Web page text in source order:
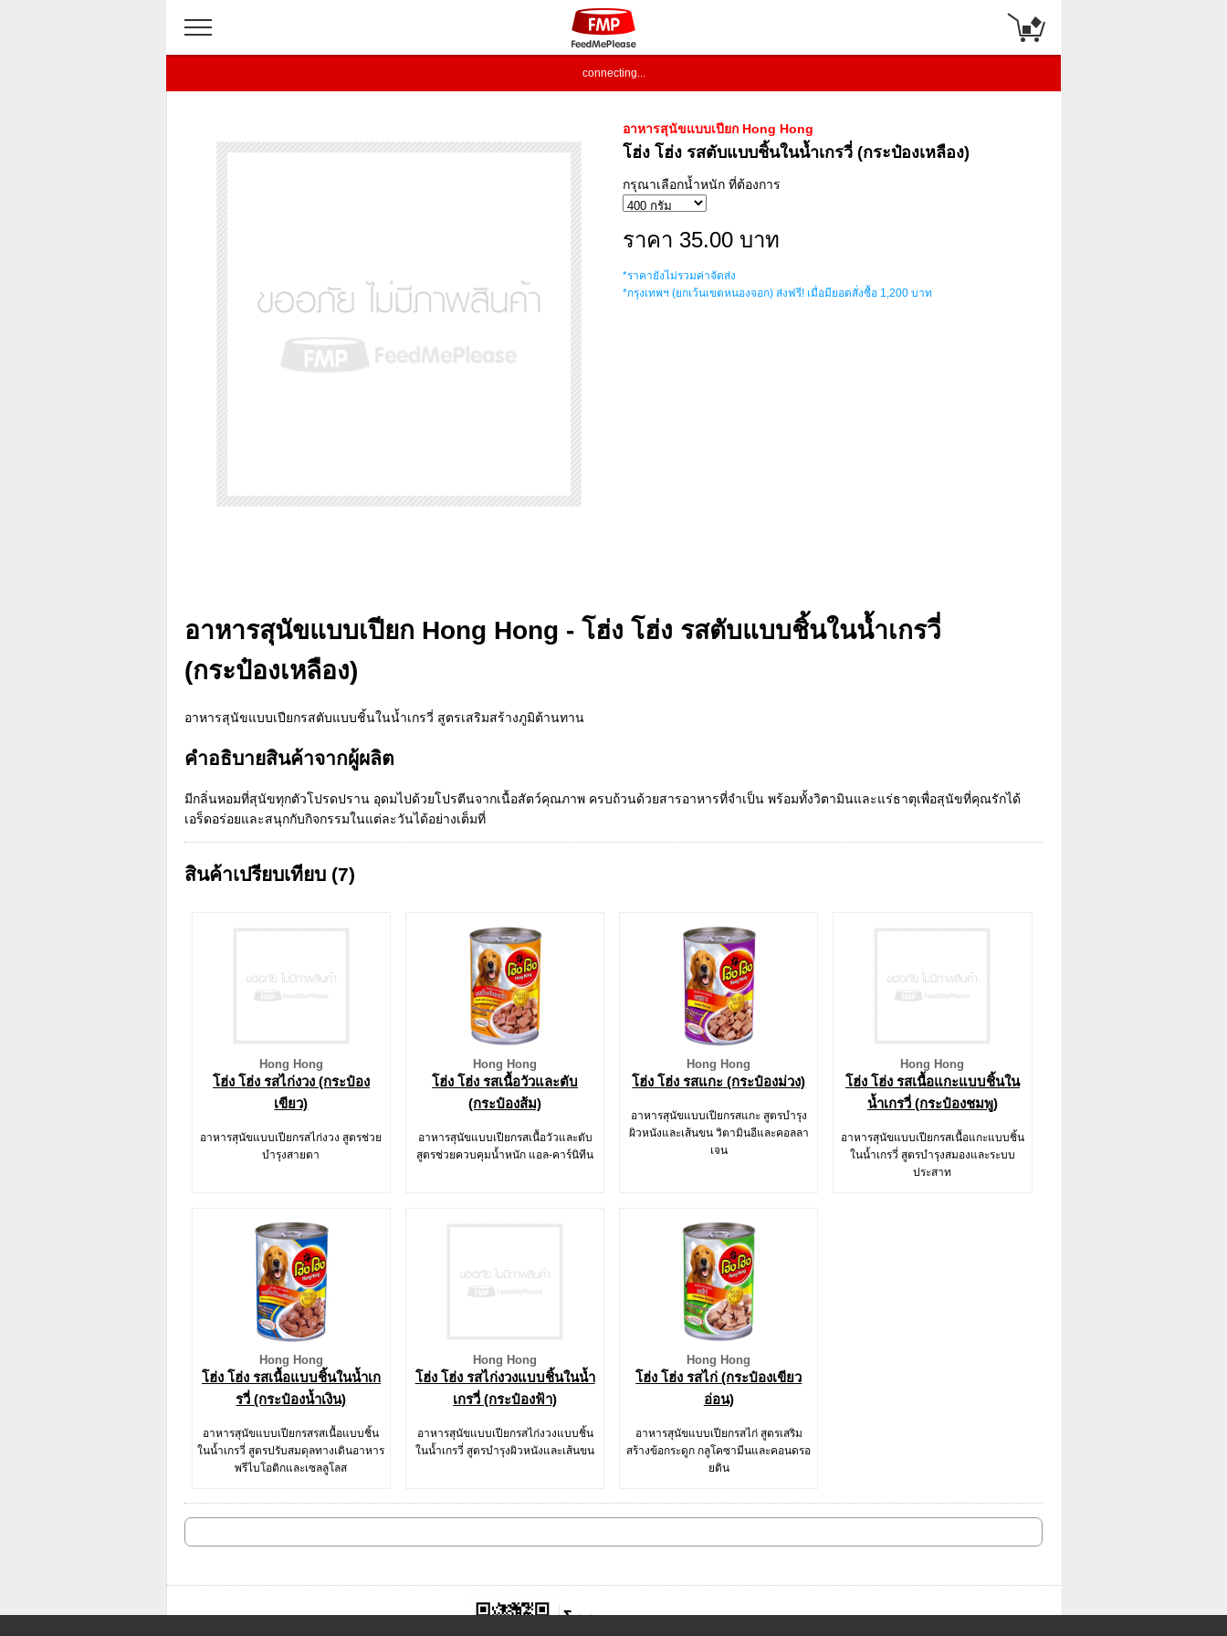
connecting...
อาหารสุนัขแบบเปียก Hong Hong
โฮ่ง โฮ่ง รสตับแบบชิ้นในน้ำเกรวี่ (กระป๋องเหลือง)
กรุณาเลือกน้ำหนัก ที่ต้องการ
ราคา 35.00 บาท
*ราคายังไม่รวมค่าจัดส่ง
*กรุงเทพฯ (ยกเว้นเขตหนองจอก) ส่งฟรี! เมื่อมียอดสั่งซื้อ 1,200 บาท
อาหารสุนัขแบบเปียก Hong Hong - โฮ่ง โฮ่ง รสตับแบบชิ้นในน้ำเกรวี่
(กระป๋องเหลือง)
อาหารสุนัขแบบเปียกรสตับแบบชิ้นในน้ำเกรวี่ สูตรเสริมสร้างภูมิต้านทาน
คำอธิบายสินค้าจากผู้ผลิต
มีกลิ่นหอมที่สุนัขทุกตัวโปรดปราน อุดมไปด้วยโปรตีนจากเนื้อสัตว์คุณภาพ ครบถ้วนด้วยสารอาหารที่จำเป็น พร้อมทั้งวิตามินและแร่ธาตุเพื่อสุนัขที่คุณรักได้
เอร็ดอร่อยและสนุกกับกิจกรรมในแต่ละวันได้อย่างเต็มที่
สินค้าเปรียบเทียบ (7)
Hong Hong
โฮ่ง โฮ่ง รสไก่งวง (กระป๋อง
เขียว)
อาหารสุนัขแบบเปียกรสไก่งวง สูตรช่วย
บำรุงสายตา
Hong Hong
โฮ่ง โฮ่ง รสเนื้อวัวและตับ
(กระป๋องส้ม)
อาหารสุนัขแบบเปียกรสเนื้อวัวและตับ
สูตรช่วยควบคุมน้ำหนัก แอล-คาร์นิทีน
Hong Hong
โฮ่ง โฮ่ง รสแกะ (กระป๋องม่วง)
อาหารสุนัขแบบเปียกรสแกะ สูตรบำรุง
ผิวหนังและเส้นขน วิตามินอีและคอลลา
เจน
Hong Hong
โฮ่ง โฮ่ง รสเนื้อแกะแบบชิ้นใน
น้ำเกรวี่ (กระป๋องชมพู)
อาหารสุนัขแบบเปียกรสเนื้อแกะแบบชิ้น
ในน้ำเกรวี่ สูตรบำรุงสมองและระบบ
ประสาท
Hong Hong
โฮ่ง โฮ่ง รสเนื้อแบบชิ้นในน้ำเก
รวี่ (กระป๋องน้ำเงิน)
อาหารสุนัขแบบเปียกรสรสเนื้อแบบชิ้น
ในน้ำเกรวี่ สูตรปรับสมดุลทางเดินอาหาร
พรีไบโอติกและเซลลูโลส
Hong Hong
โฮ่ง โฮ่ง รสไก่งวงแบบชิ้นในน้ำ
เกรวี่ (กระป๋องฟ้า)
อาหารสุนัขแบบเปียกรสไก่งวงแบบชิ้น
ในน้ำเกรวี่ สูตรบำรุงผิวหนังและเส้นขน
Hong Hong
โฮ่ง โฮ่ง รสไก่ (กระป๋องเขียว
อ่อน)
อาหารสุนัขแบบเปียกรสไก่ สูตรเสริม
สร้างข้อกระดูก กลูโคซามีนและคอนดรอ
ยติน